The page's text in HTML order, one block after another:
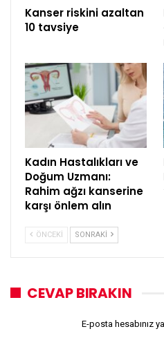
Kanser riskini azaltan
10 tavsiye
Kadın Hastalıkları ve
Doğum Uzmanı:
Rahim ağzı kanserine
karşı önlem alın
ÖNCEKI SONRAKI
CEVAP BIRAKIN
E-posta hesabınız